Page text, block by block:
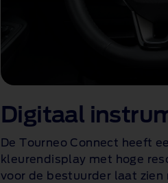
Digitaal
De Tourneo Connect heeft
kleurendisplay met hoge
voor de bestuurder laat